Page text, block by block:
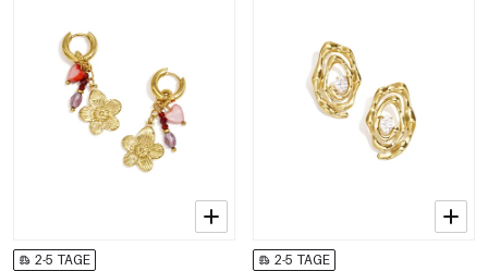
2-5 TAGE 2-5 TAGE